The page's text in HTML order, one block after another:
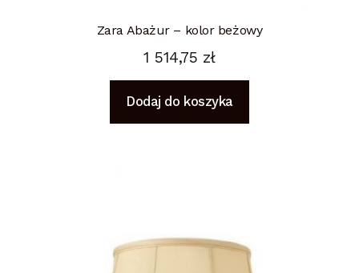
Zara Abażur – kolor beżowy
1 514,75 zł
Dodaj do koszyka